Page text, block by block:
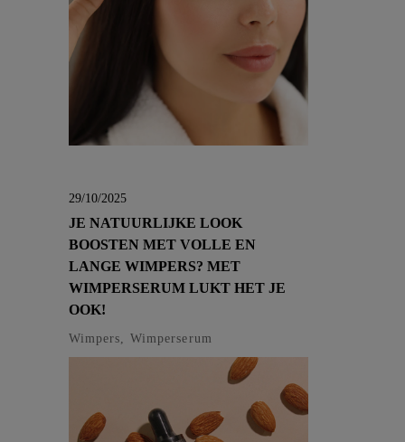
29/10/2025
JE NATUURLIJKE LOOK
BOOSTEN MET VOLLE EN
LANGE WIMPERS? MET
WIMPERSERUM LUKT HET JE
OOK!
Wimpers, Wimperserum